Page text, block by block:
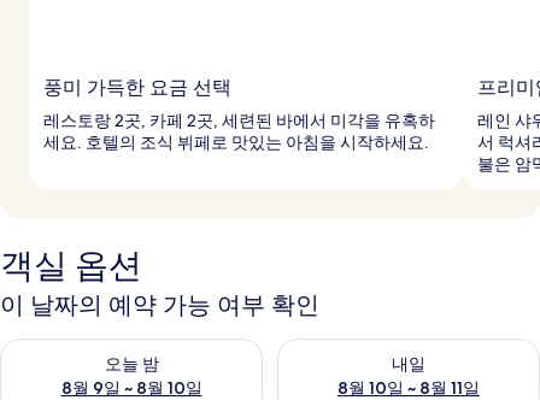
풍미 가득한 요금 선택
레스토랑 2곳, 카페 2곳, 세련된 바에서 미각을 유혹하
세요. 호텔의 조식 뷔페로 맛있는 아침을 시작하세요.
프리
레인 샤
서 럭셔
불은 암
객실 옵션
이 날짜의 예약 가능 여부 확인
오늘 밤
8월 9일 ~ 8월 10일
오늘 밤 예약 가능 여부 확인, 8월 9일 ~ 8월 10일
내일
8월 10일 ~ 8월 11일
내일 예약 가능 여부 확인, 8월